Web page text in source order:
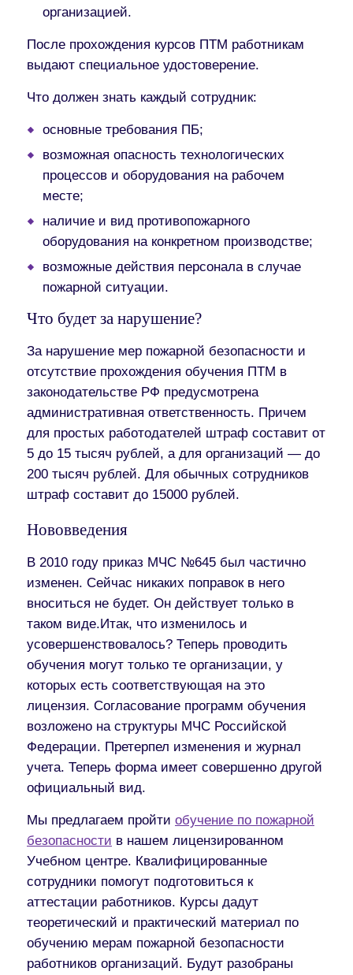
организацией.
После прохождения курсов ПТМ работникам
выдают специальное удостоверение.
Что должен знать каждый сотрудник:
основные требования ПБ;
возможная опасность технологических
процессов и оборудования на рабочем
месте;
наличие и вид противопожарного
оборудования на конкретном производстве;
возможные действия персонала в случае
пожарной ситуации.
Что будет за нарушение?
За нарушение мер пожарной безопасности и
отсутствие прохождения обучения ПТМ в
законодательстве РФ предусмотрена
административная ответственность. Причем
для простых работодателей штраф составит от
5 до 15 тысяч рублей, а для организаций — до
200 тысяч рублей. Для обычных сотрудников
штраф составит до 15000 рублей.
Нововведения
В 2010 году приказ МЧС №645 был частично
изменен. Сейчас никаких поправок в него
вноситься не будет. Он действует только в
таком виде.Итак, что изменилось и
усовершенствовалось? Теперь проводить
обучения могут только те организации, у
которых есть соответствующая на это
лицензия. Согласование программ обучения
возложено на структуры МЧС Российской
Федерации. Претерпел изменения и журнал
учета. Теперь форма имеет совершенно другой
официальный вид.
Мы предлагаем пройти обучение по пожарной
безопасности в нашем лицензированном
Учебном центре. Квалифицированные
сотрудники помогут подготовиться к
аттестации работников. Курсы дадут
теоретический и практический материал по
обучению мерам пожарной безопасности
работников организаций. Будут разобраны